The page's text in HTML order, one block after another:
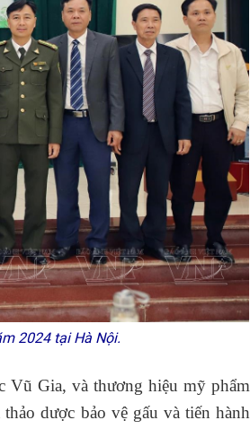
2024 tại Hà Nội.
Gia, và thương hiệu mỹ phẩm
dược bảo vệ gấu và tiến hành